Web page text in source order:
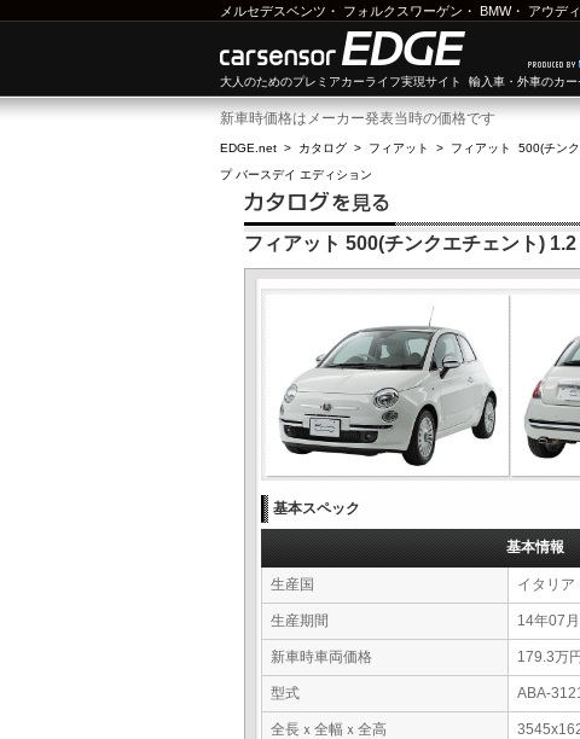
メルセデスベンツ ・ フォルクスワーゲン ・ BMW・ アウディ
大人のためのプレミアカーライフ実現サイト 輸入車・外車のカー
新車時価格はメーカー発表当時の価格です
EDGE.net > カタログ > フィアット > フィアット 500(チン
プ バースデイ エディション
フィアット 500(チンクエチェント)
基本スペック
基本情報
生産国 イタリア
生産期間 14年07
新車時車両価格 179.3万
型式 ABA-
全長ｘ全幅ｘ全高